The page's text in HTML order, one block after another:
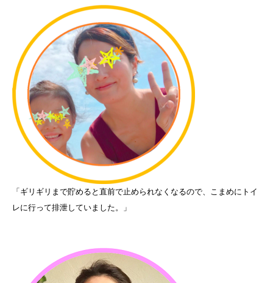
「ギリギリまで貯めると直前で止められなくなるので、こまめにトイ
レに行って排泄していました。」